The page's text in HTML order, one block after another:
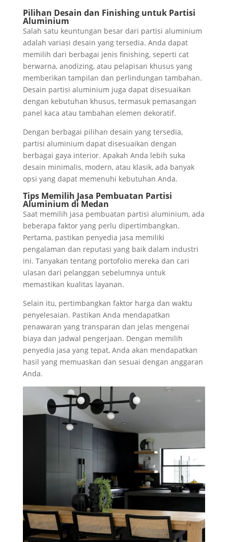
Pilihan Desain dan Finishing untuk Partisi
Aluminium
Salah satu keuntungan besar dari partisi aluminium
adalah variasi desain yang tersedia. Anda dapat
memilih dari berbagai jenis finishing, seperti cat
berwarna, anodizing, atau pelapisan khusus yang
memberikan tampilan dan perlindungan tambahan.
Desain partisi aluminium juga dapat disesuaikan
dengan kebutuhan khusus, termasuk pemasangan
panel kaca atau tambahan elemen dekoratif.
Dengan berbagai pilihan desain yang tersedia,
partisi aluminium dapat disesuaikan dengan
berbagai gaya interior. Apakah Anda lebih suka
desain minimalis, modern, atau klasik, ada banyak
opsi yang dapat memenuhi kebutuhan Anda.
Tips Memilih Jasa Pembuatan Partisi
Aluminium di Medan
Saat memilih jasa pembuatan partisi aluminium, ada
beberapa faktor yang perlu dipertimbangkan.
Pertama, pastikan penyedia jasa memiliki
pengalaman dan reputasi yang baik dalam industri
ini. Tanyakan tentang portofolio mereka dan cari
ulasan dari pelanggan sebelumnya untuk
memastikan kualitas layanan.
Selain itu, pertimbangkan faktor harga dan waktu
penyelesaian. Pastikan Anda mendapatkan
penawaran yang transparan dan jelas mengenai
biaya dan jadwal pengerjaan. Dengan memilih
penyedia jasa yang tepat, Anda akan mendapatkan
hasil yang memuaskan dan sesuai dengan anggaran
Anda.